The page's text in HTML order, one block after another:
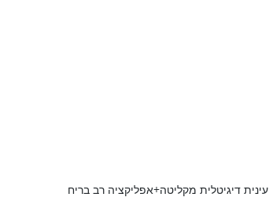
עינית דיגיטלית מקליטה+אפליקציה רב בריח